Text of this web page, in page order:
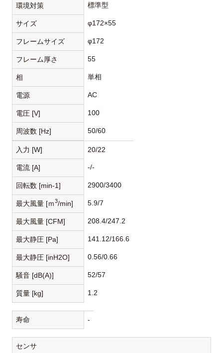
環境対策 標準型
サイズ φ172×55
フレームサイズ φ172
フレーム厚さ 55
相 単相
電源 AC
電圧 [V] 100
周波数 [Hz] 50/60
入力 [W] 20/22
電流 [A] -/-
回転数 [min-1] 2900/3400
最大風量 [ｍ3/min] 5.9/7
最大風量 [CFM] 208.4/247.2
最大静圧 [Pa] 141.12/166.6
最大静圧 [inH2O] 0.56/0.66
騒音 [dB(A)] 52/57
質量 [kg] 1.2
寿命 -
センサ